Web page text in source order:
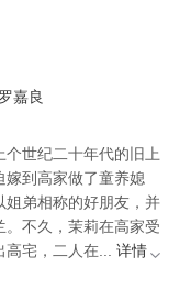
罗嘉良
个世纪二十年代的旧上
嫁到高家做了童养媳
姐弟相称的好朋友，并
不久，茉莉在高家受
宅，二人在...
详情